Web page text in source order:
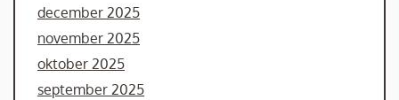
december 2025
november 2025
oktober 2025
september 2025